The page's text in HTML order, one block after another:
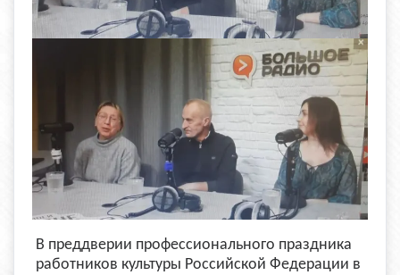
В преддверии профессионального праздника
работников культуры Российской Федерации в